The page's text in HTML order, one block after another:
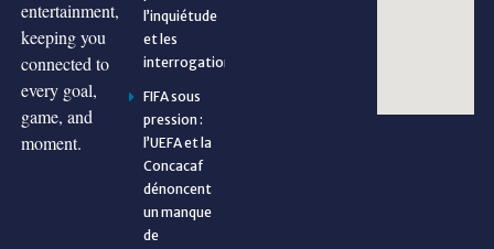
entertainment,
keeping you
connected to
every goal,
game, and
moment.
l’inquiétude
et les
interrogations
FIFA sous
pression :
l’UEFA et la
Concacaf
dénoncent
un manque
de